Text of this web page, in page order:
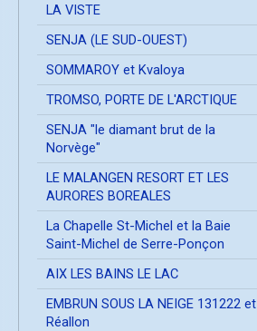
LA VISTE
SENJA (LE SUD-OUEST)
SOMMAROY et Kvaloya
TROMSO, PORTE DE L'ARCTIQUE
SENJA "le diamant brut de la
Norvège"
LE MALANGEN RESORT ET LES
AURORES BOREALES
La Chapelle St-Michel et la Baie
Saint-Michel de Serre-Ponçon
AIX LES BAINS LE LAC
EMBRUN SOUS LA NEIGE 131222 et
Réallon